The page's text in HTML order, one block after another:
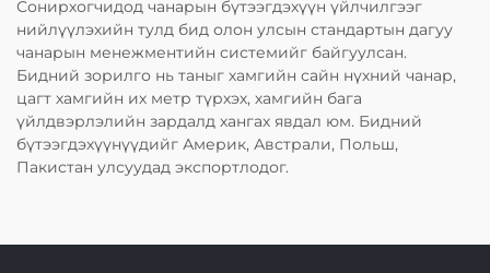
Сонирхогчидод чанарын бүтээгдэхүүн үйлчилгээг
нийлүүлэхийн тулд бид олон улсын стандартын дагуу
чанарын менежментийн системийг байгуулсан.
Бидний зорилго нь таныг хамгийн сайн нүхний чанар,
цагт хамгийн их метр түрхэх, хамгийн бага
үйлдвэрлэлийн зардалд хангах явдал юм. Бидний
бүтээгдэхүүнүүдийг Америк, Австрали, Польш,
Пакистан улсуудад экспортлодог.